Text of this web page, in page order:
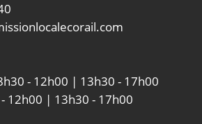
- 12h00 | 13h30 - 17h00
12h00 | 13h30 - 17h00